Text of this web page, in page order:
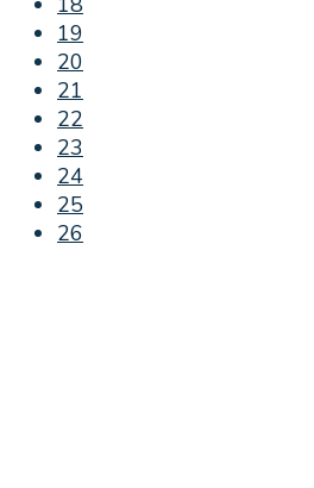
19
20
21
22
23
24
25
26